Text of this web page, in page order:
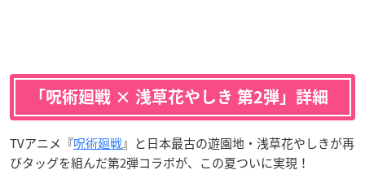
「呪術廻戦 × 浅草花やしき 第2弾」詳細
TVアニメ『呪術廻戦』と日本最古の遊園地・浅草花やしきが再
びタッグを組んだ第2弾コラボが、この夏ついに実現！